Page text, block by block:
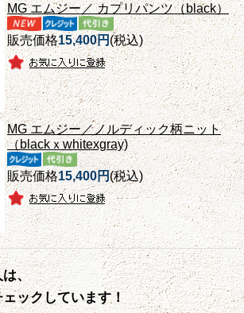
MG エムジー／ カプリパンツ（black）
販売価格15,400円(税込)
MG エムジー／ノルディック柄ニット
（blackｘwhitexgray)
販売価格15,400円(税込)
は、
ックしています！